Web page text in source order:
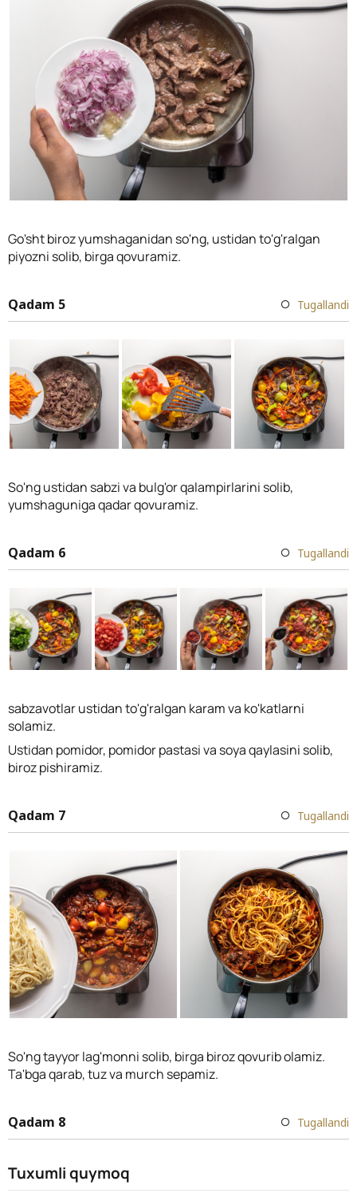
Go'sht biroz yumshaganidan so'ng, ustidan to'g'ralgan
piyozni solib, birga qovuramiz.
Qadam 5 Tugallandi
So'ng ustidan sabzi va bulg'or qalampirlarini solib,
yumshaguniga qadar qovuramiz.
Qadam 6 Tugallandi
sabzavotlar ustidan to'g'ralgan karam va ko'katlarni
solamiz.
Ustidan pomidor, pomidor pastasi va soya qaylasini solib,
biroz pishiramiz.
Qadam 7 Tugallandi
So'ng tayyor lag'monni solib, birga biroz qovurib olamiz.
Ta'bga qarab, tuz va murch sepamiz.
Qadam 8 Tugallandi
Tuxumli quymoq